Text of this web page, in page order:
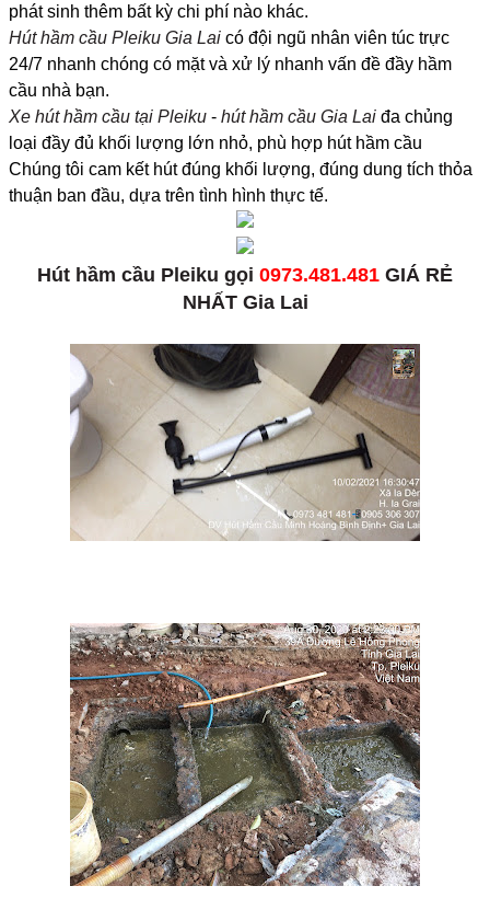
phát sinh thêm bất kỳ chi phí nào khác.
Hút hầm cầu Pleiku Gia Laicó đội ngũ nhân viên túc trực
24/7 nhanh chóng có mặt và xử lý nhanh vấn đề đầy hầm
cầu nhà bạn.
Xe hút hầm cầu tại Pleiku- hút hầm cầu Gia Laiđa chủng
loại đầy đủ khối lượng lớn nhỏ, phù hợp hút hầm cầu
Chúng tôi cam kết hút đúng khối lượng, đúng dung tích thỏa
thuận ban đầu, dựa trên tình hình thực tế.
Hút hầm cầu Pleiku gọi 0973.481.481 GIÁ RẺ
NHẤT Gia Lai